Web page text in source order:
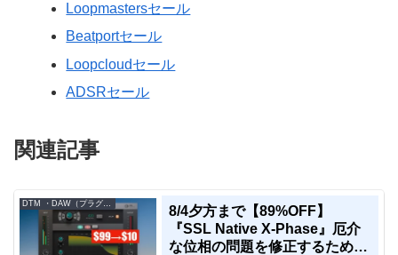
Loopmastersセール
Beatportセール
Loopcloudセール
ADSRセール
関連記事
8/4夕方まで【89%OFF】
『SSL Native X-Phase』厄介
な位相の問題を修正するための